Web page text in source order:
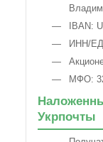
IBAN:
ИНН/
МФО:
Укрпочты